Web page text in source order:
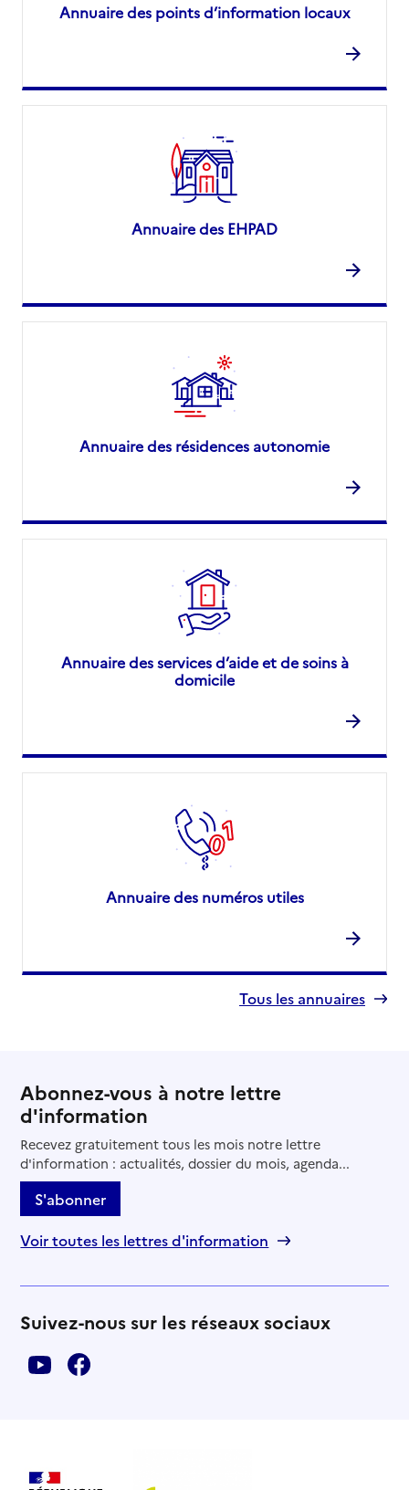
Annuaire des points d’information locaux
Annuaire des EHPAD
Annuaire des résidences autonomie
Annuaire des services d’aide et de soins à
domicile
Annuaire des numéros utiles
Tous les annuaires
Abonnez-vous à notre lettre
d'information
Recevez gratuitement tous les mois notre lettre
d'information : actualités, dossier du mois, agenda...
S'abonner
Voir toutes les lettres d'information
Suivez-nous sur les réseaux sociaux